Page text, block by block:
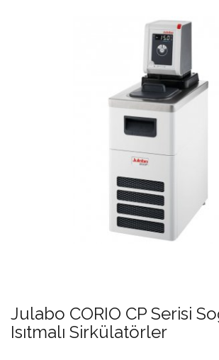
Julabo CORIO CP Serisi
Isıtmalı Sirkülatörler